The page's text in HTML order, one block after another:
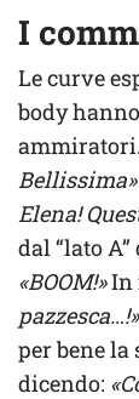
I
Le curve
body
Bellissima»
Elena!
dal “lato
«BOOM!»In
pazzesca…!»
per bene la
dicendo: